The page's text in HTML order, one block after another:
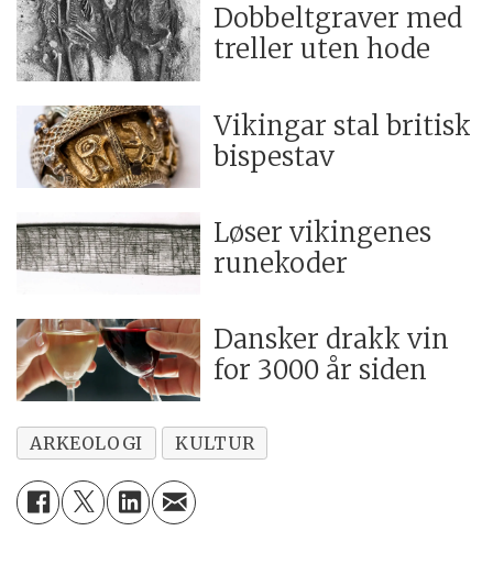
Dobbeltgraver med
treller uten hode
Vikingar stal britisk
bispestav
Løser vikingenes
runekoder
Dansker drakk vin
for 3000 år siden
ARKEOLOGI KULTUR